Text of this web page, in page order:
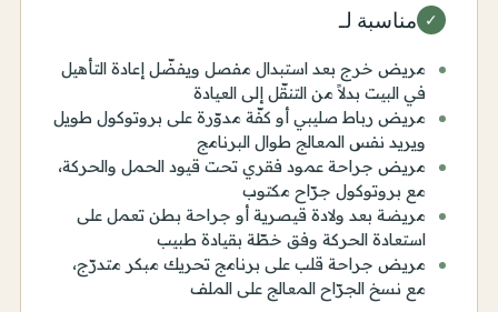
✓ مناسبة لـ
مريض خرج بعد استبدال مفصل ويفضّل إعادة التأهيل
في البيت بدلاً من التنقّل إلى العيادة
مريض رباط صليبي أو كفّة مدوّرة على بروتوكول طويل
ويريد نفس المعالج طوال البرنامج
مريض جراحة عمود فقري تحت قيود الحمل والحركة،
مع بروتوكول جرّاح مكتوب
مريضة بعد ولادة قيصرية أو جراحة بطن تعمل على
استعادة الحركة وفق خطّة بقيادة طبيب
مريض جراحة قلب على برنامج تحريك مبكر متدرّج،
مع نسخ الجرّاح المعالج على الملف